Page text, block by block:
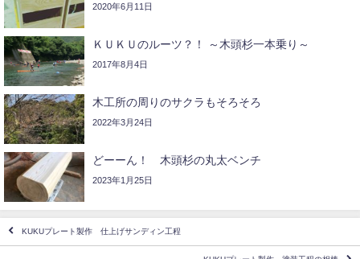
2020年6月11日
ＫＵＫＵのルーツ？！ ～木頭杉一本乗り～
2017年8月4日
木工所の周りのサクラもそろそろ
2022年3月24日
どーーん！ 木頭杉の丸太ベンチ
2023年1月25日
KUKUプレート製作 仕上げサンディン工程